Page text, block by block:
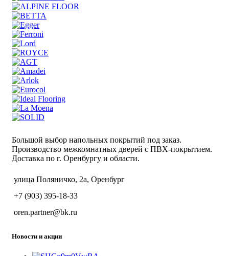
Большой выбор напольных покрытий под заказ.
Производство межкомнатных дверей с ПВХ-покрытием.
Доставка по г. Оренбургу и области.
улица Поляничко, 2а, Оренбург
+7 (903) 395-18-33
oren.partner@bk.ru
Новости и акции